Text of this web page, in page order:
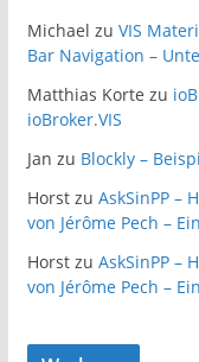
Michael zu VIS
Bar Navigation –
Matthias Korte zu
ioBroker.VIS
Jan zu Blockly –
Horstzu AskSinPP –
von Jérôme Pech –
Horstzu AskSinPP –
von Jérôme Pech –